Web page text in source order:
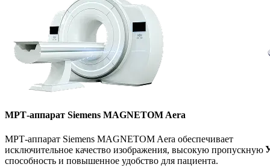
МРТ-аппарат Siemens MAGNETOM Aera
МРТ-аппарат Siemens MAGNETOM Aera обеспечивает
исключительное качество изображения, высокую пропускную
способность и повышенное удобство для пациента.